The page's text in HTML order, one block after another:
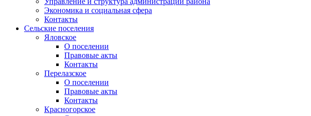
Экономика и социальная сфера
Контакты
Сельские поселения
Яловское
О поселении
Правовые акты
Контакты
Перелазское
О поселении
Правовые акты
Контакты
Красногорское